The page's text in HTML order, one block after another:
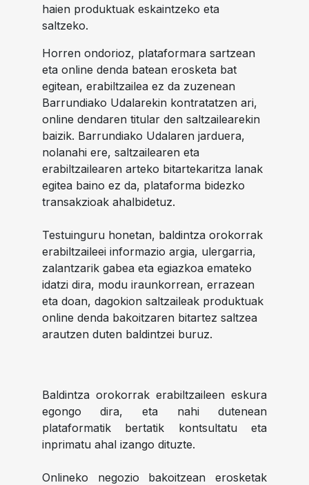
haien produktuak eskaintzeko eta
saltzeko.
Horren ondorioz, plataformara sartzean
eta online denda batean erosketa bat
egitean, erabiltzailea ez da zuzenean
Barrundiako Udalarekin kontratatzen ari,
online dendaren titular den saltzailearekin
baizik. Barrundiako Udalaren jarduera,
nolanahi ere, saltzailearen eta
erabiltzailearen arteko bitartekaritza lanak
egitea baino ez da, plataforma bidezko
transakzioak ahalbidetuz.
Testuinguru honetan, baldintza orokorrak
erabiltzaileei informazio argia, ulergarria,
zalantzarik gabea eta egiazkoa emateko
idatzi dira, modu iraunkorrean, errazean
eta doan, dagokion saltzaileak produktuak
online denda bakoitzaren bitartez saltzea
arautzen duten baldintzei buruz.
Baldintza orokorrak erabiltzaileen eskura
egongo dira, eta nahi dutenean
plataformatik bertatik kontsultatu eta
inprimatu ahal izango dituzte.
Onlineko negozio bakoitzean erosketak